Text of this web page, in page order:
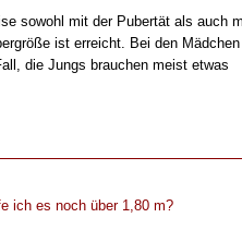
sowohl mit der Pubertät als auch
ist erreicht. Bei den
die Jungs brauchen meist etwas
ich es noch über 1,80 m?